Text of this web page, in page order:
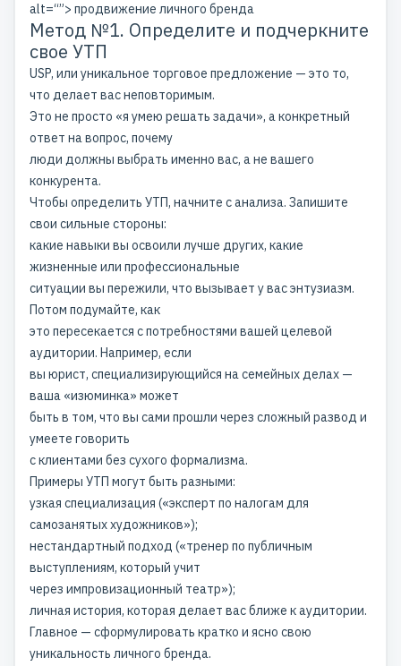
alt=“”> продвижение личного бренда
Метод №1. Определите и подчеркните
свое УТП
USP, или уникальное торговое предложение — это то,
что делает вас неповторимым.
Это не просто «я умею решать задачи», а конкретный
ответ на вопрос, почему
люди должны выбрать именно вас, а не вашего
конкурента.
Чтобы определить УТП, начните с анализа. Запишите
свои сильные стороны:
какие навыки вы освоили лучше других, какие
жизненные или профессиональные
ситуации вы пережили, что вызывает у вас энтузиазм.
Потом подумайте, как
это пересекается с потребностями вашей целевой
аудитории. Например, если
вы юрист, специализирующийся на семейных делах —
ваша «изюминка» может
быть в том, что вы сами прошли через сложный развод и
умеете говорить
с клиентами без сухого формализма.
Примеры УТП могут быть разными:
узкая специализация («эксперт по налогам для
самозанятых художников»);
нестандартный подход («тренер по публичным
выступлениям, который учит
через импровизационный театр»);
личная история, которая делает вас ближе к аудитории.
Главное — сформулировать кратко и ясно свою
уникальность личного бренда.